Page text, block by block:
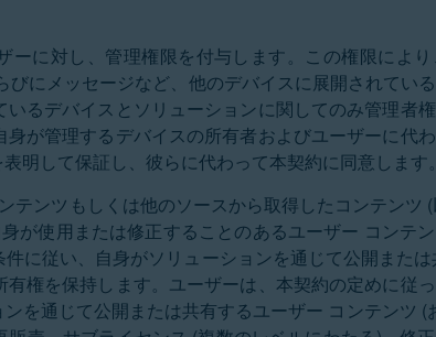
に対し、管理権限を付与します。この権限によ
にメッセージなど、他のデバイスに展開されてい
るデバイスとソリューションに関してのみ管理者
が管理するデバイスの所有者およびユーザーに代わ
明して保証し、彼らに代わって本契約に同意します。
ンツもしくは他のソースから取得したコンテンツ (
が使用または修正することのあるユーザー コンテ
に従い、自身がソリューションを通じて公開また
権を保持します。ユーザーは、本契約の定めに従
を通じて公開または共有するユーザー コンテンツ (